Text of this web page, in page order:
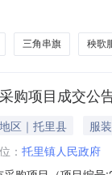
名称:新疆维吾尔
三角串旗 秧歌
购项目成交公
区｜托里县
服
： 托里镇人民政府